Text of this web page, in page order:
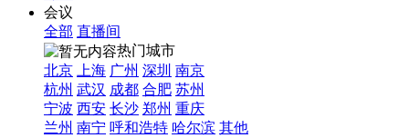
会议
全部 直播间
热门城市
北京
上海 广州 深圳 南京
杭州 武汉 成都 合肥 苏州
宁波 西安 长沙 郑州 重庆
兰州 南宁 呼和浩特 哈尔滨 其他